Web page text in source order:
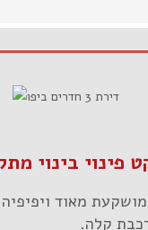
פינוי בינוי
קלה.